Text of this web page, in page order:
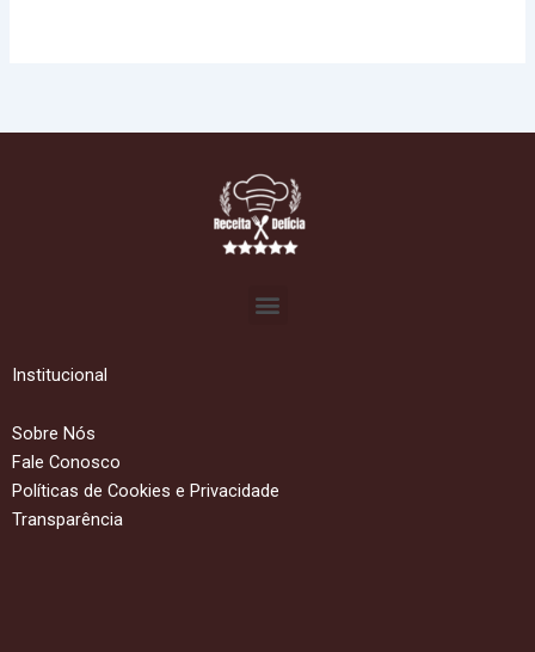
Menu
Institucional
Sobre Nós
Fale Conosco
Políticas de Cookies e Privacidade
Transparência